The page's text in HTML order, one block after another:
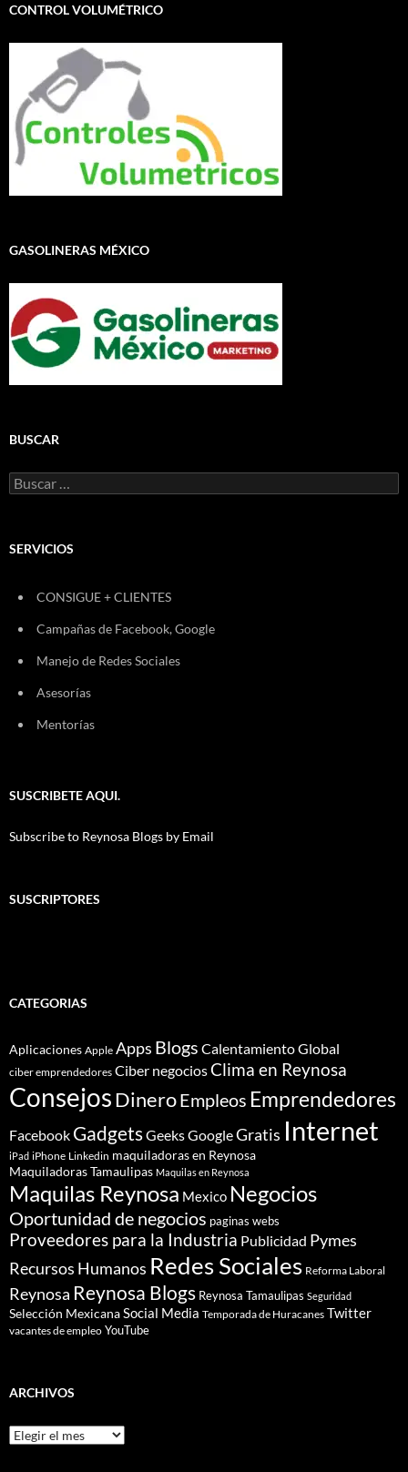
CONTROL VOLUMÉTRICO
GASOLINERAS MÉXICO
BUSCAR
Buscar:
SERVICIOS
CONSIGUE + CLIENTES
Campañas de Facebook, Google
Manejo de Redes Sociales
Asesorías
Mentorías
SUSCRIBETE AQUI.
Subscribe to Reynosa Blogs by Email
SUSCRIPTORES
CATEGORIAS
Aplicaciones Apple Apps Blogs Calentamiento Global
ciber emprendedores Ciber negociosClima en Reynosa
ConsejosDineroEmpleos Emprendedores
Facebook GadgetsGeeksGoogleGratis Internet
iPad iPhone Linkedin maquiladoras en Reynosa
Maquiladoras Tamaulipas Maquilas en Reynosa
Maquilas Reynosa Mexico Negocios
Oportunidad de negocios paginas webs
Proveedores para la Industria Publicidad Pymes
Recursos Humanos Redes Sociales Reforma Laboral
Reynosa Reynosa Blogs Reynosa Tamaulipas Seguridad
Selección MexicanaSocial Media Temporada de Huracanes Twitter
vacantes de empleo YouTube
ARCHIVOS
Archivos